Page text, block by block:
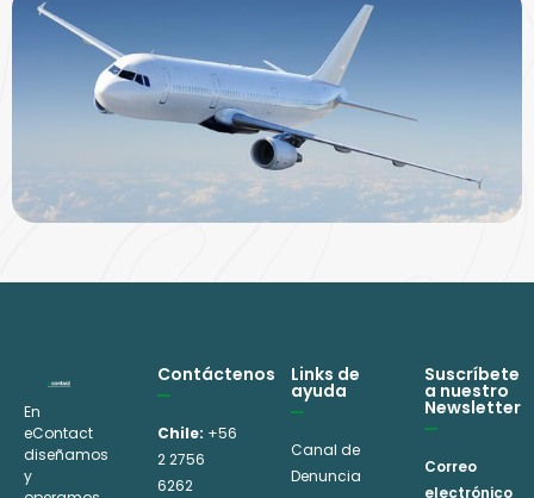
En
eContact
diseñamos
y
Contáctenos
Chile: +56
2 2756
6262
Links de
ayuda
Canal de
Denuncia
Suscríbete
a nuestro
Newsletter
Correo
electrónico